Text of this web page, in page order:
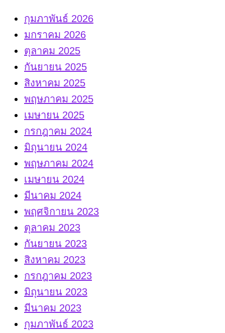
กุมภาพันธ์ 2026
มกราคม 2026
ตุลาคม 2025
กันยายน 2025
สิงหาคม 2025
พฤษภาคม 2025
เมษายน 2025
กรกฎาคม 2024
มิถุนายน 2024
พฤษภาคม 2024
เมษายน 2024
มีนาคม 2024
พฤศจิกายน 2023
ตุลาคม 2023
กันยายน 2023
สิงหาคม 2023
กรกฎาคม 2023
มิถุนายน 2023
มีนาคม 2023
กุมภาพันธ์ 2023